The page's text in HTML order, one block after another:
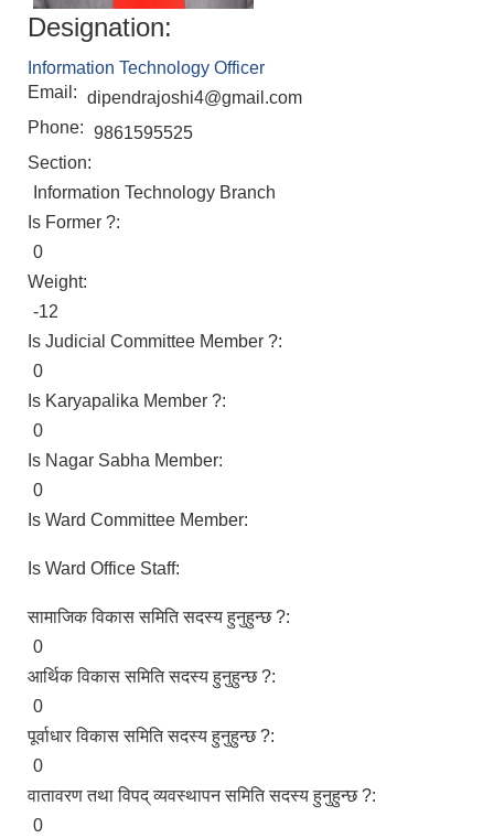
Designation:
Information Technology Officer
Email: dipendrajoshi4@gmail.com
Phone: 9861595525
Section:
Information Technology Branch
Is Former ?:
0
Weight:
-12
Is Judicial Committee Member ?:
0
Is Karyapalika Member ?:
0
Is Nagar Sabha Member:
0
Is Ward Committee Member:
Is Ward Office Staff:
सामाजिक विकास समिति सदस्य हुनुहुन्छ ?:
0
आर्थिक विकास समिति सदस्य हुनुहुन्छ ?:
0
पूर्वाधार विकास समिति सदस्य हुनुहुन्छ ?:
0
वातावरण तथा विपद् व्यवस्थापन समिति सदस्य हुनुहुन्छ ?:
0